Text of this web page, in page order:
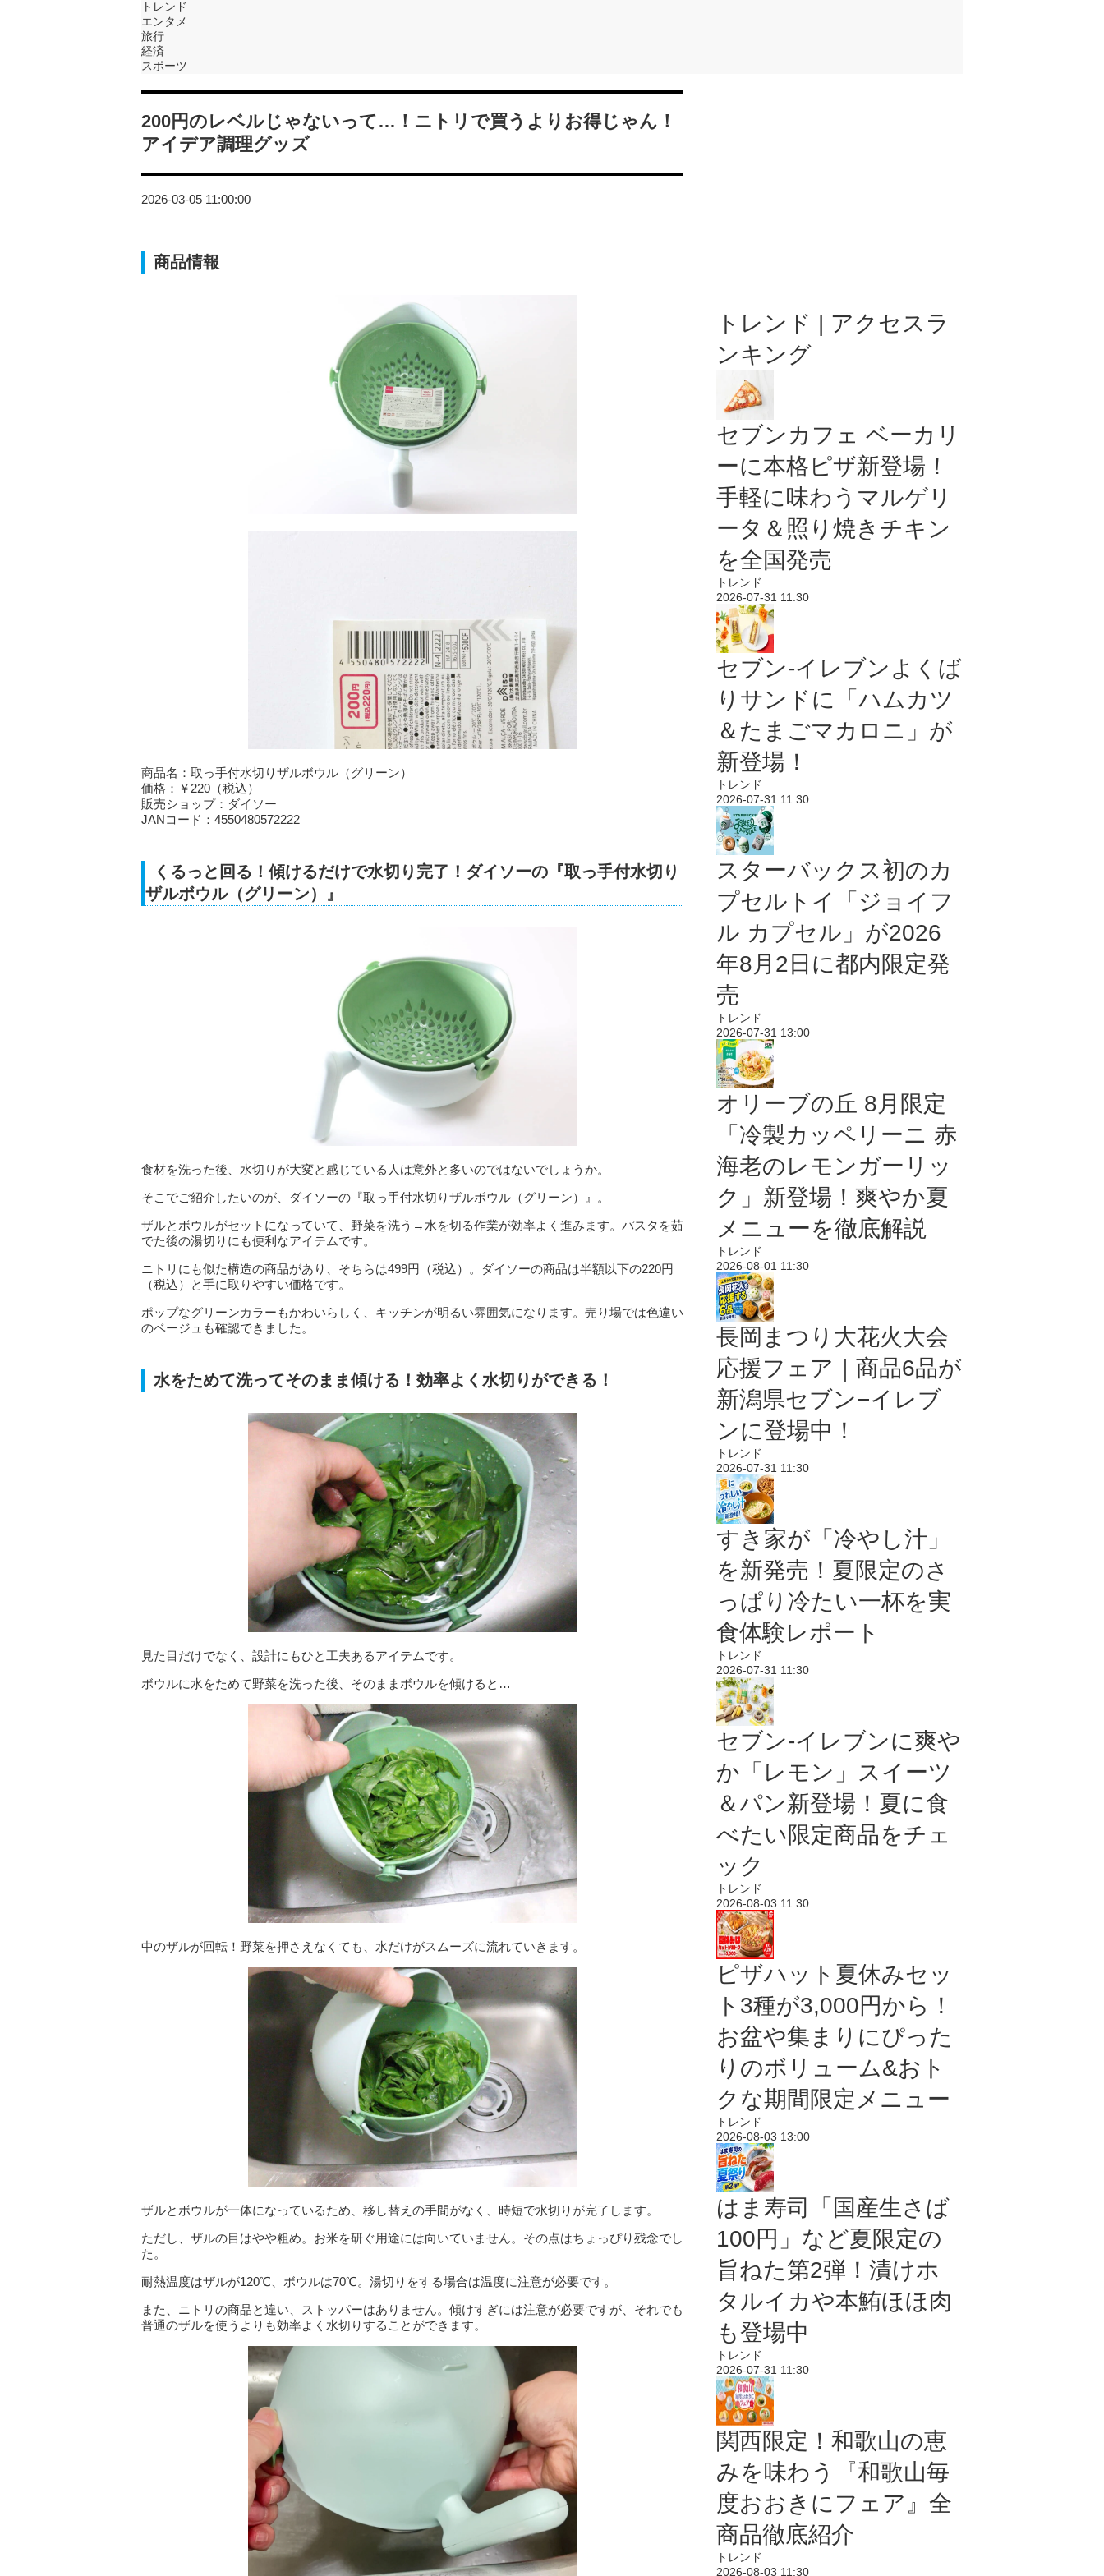
トレンド
エンタメ
旅行
経済
スポーツ
200円のレベルじゃないって…！ニトリで買うよりお得じゃん！
アイデア調理グッズ
2026-03-05 11:00:00
商品情報
商品名：取っ手付水切りザルボウル（グリーン）
価格：￥220（税込）
販売ショップ：ダイソー
JANコード：4550480572222
くるっと回る！傾けるだけで水切り完了！ダイソーの『取っ手付水切り
ザルボウル（グリーン）』
食材を洗った後、水切りが大変と感じている人は意外と多いのではないでしょうか。
そこでご紹介したいのが、ダイソーの『取っ手付水切りザルボウル（グリーン）』。
ザルとボウルがセットになっていて、野菜を洗う→水を切る作業が効率よく進みます。パスタを茹
でた後の湯切りにも便利なアイテムです。
ニトリにも似た構造の商品があり、そちらは499円（税込）。ダイソーの商品は半額以下の220円
（税込）と手に取りやすい価格です。
ポップなグリーンカラーもかわいらしく、キッチンが明るい雰囲気になります。売り場では色違い
のベージュも確認できました。
水をためて洗ってそのまま傾ける！効率よく水切りができる！
見た目だけでなく、設計にもひと工夫あるアイテムです。
ボウルに水をためて野菜を洗った後、そのままボウルを傾けると…
中のザルが回転！野菜を押さえなくても、水だけがスムーズに流れていきます。
ザルとボウルが一体になっているため、移し替えの手間がなく、時短で水切りが完了します。
ただし、ザルの目はやや粗め。お米を研ぐ用途には向いていません。その点はちょっぴり残念でし
た。
耐熱温度はザルが120℃、ボウルは70℃。湯切りをする場合は温度に注意が必要です。
また、ニトリの商品と違い、ストッパーはありません。傾けすぎには注意が必要ですが、それでも
普通のザルを使うよりも効率よく水切りすることができます。
トレンド | アクセスラ
ンキング
セブンカフェ ベーカリ
ーに本格ピザ新登場！
手軽に味わうマルゲリ
ータ＆照り焼きチキン
を全国発売
トレンド
2026-07-31 11:30
セブン‐イレブンよくば
りサンドに「ハムカツ
＆たまごマカロニ」が
新登場！
トレンド
2026-07-31 11:30
スターバックス初のカ
プセルトイ「ジョイフ
ル カプセル」が2026
年8月2日に都内限定発
売
トレンド
2026-07-31 13:00
オリーブの丘 8月限定
「冷製カッペリーニ 赤
海老のレモンガーリッ
ク」新登場！爽やか夏
メニューを徹底解説
トレンド
2026-08-01 11:30
長岡まつり大花火大会
応援フェア｜商品6品が
新潟県セブン−イレブ
ンに登場中！
トレンド
2026-07-31 11:30
すき家が「冷やし汁」
を新発売！夏限定のさ
っぱり冷たい一杯を実
食体験レポート
トレンド
2026-07-31 11:30
セブン‐イレブンに爽や
か「レモン」スイーツ
＆パン新登場！夏に食
べたい限定商品をチェ
ック
トレンド
2026-08-03 11:30
ピザハット夏休みセッ
ト3種が3,000円から！
お盆や集まりにぴった
りのボリューム&おト
クな期間限定メニュー
トレンド
2026-08-03 13:00
はま寿司「国産生さば
100円」など夏限定の
旨ねた第2弾！漬けホ
タルイカや本鮪ほほ肉
も登場中
トレンド
2026-07-31 11:30
関西限定！和歌山の恵
みを味わう『和歌山毎
度おおきにフェア』全
商品徹底紹介
トレンド
2026-08-03 11:30